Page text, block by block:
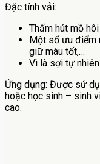
Đặc tính vải:
Thấm hút mồ
Một số ưu điểm
giữ màu tốt,…
Vì là sợi tự
Ứng dụng: Được sử
hoặc học sinh – sinh
cao.